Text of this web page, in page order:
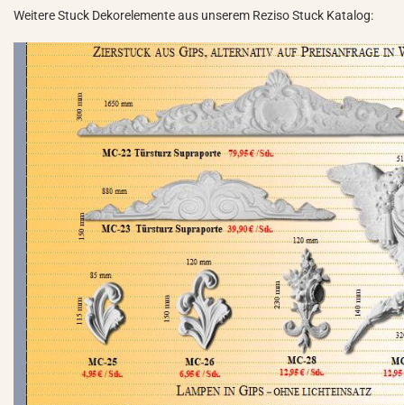
Weitere Stuck Dekorelemente aus unserem Reziso Stuck Katalog: